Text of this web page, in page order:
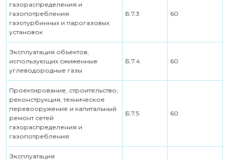
газораспределения и
газопотребления
газотурбинных и парогазовых
установок
Б.7.3 60
Эксплуатация объектов,
использующих сжиженные
углеводородные газы
Б.7.4 60
Проектирование, строительство,
реконструкция, техническое
перевооружение и капитальный
ремонт сетей
газораспределения и
газопотребления
Б.7.5 60
Эксплуатация